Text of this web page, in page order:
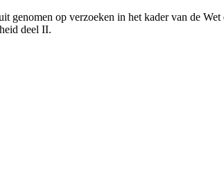
genomen op verzoeken in het kader van de
deel II.